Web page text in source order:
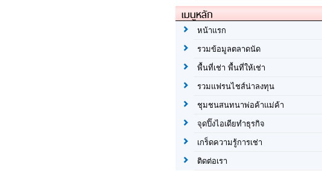
เมนูหลัก
หน้าแรก
รวมข้อมูลตลาดนัด
พื้นที่เช่า พื้นที่ให้เช่า
รวมแฟรนไชส์น่าลงทุน
ชุมชนสนทนาพ่อค้าแม่ค้า
จุดปิ๊งไอเดียทำธุรกิจ
เกร็ดความรู้การเช่า
ติดต่อเรา